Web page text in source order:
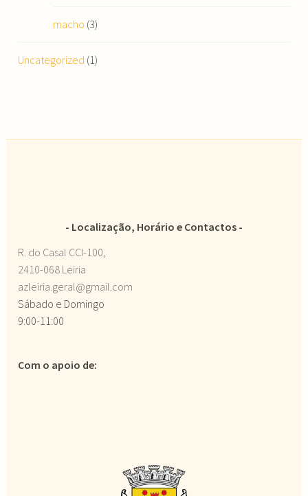
macho (3)
Uncategorized (1)
Localização, Horário e Contactos
R. do Casal CCI-100,
2410-068 Leiria
azleiria.geral@gmail.com
Sábado e Domingo
9:00-11:00
Com o apoio de: